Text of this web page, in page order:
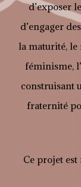
d’exposer
d’engager
la maturité, le
féminisme,
construisant
fraternité
Ce projet